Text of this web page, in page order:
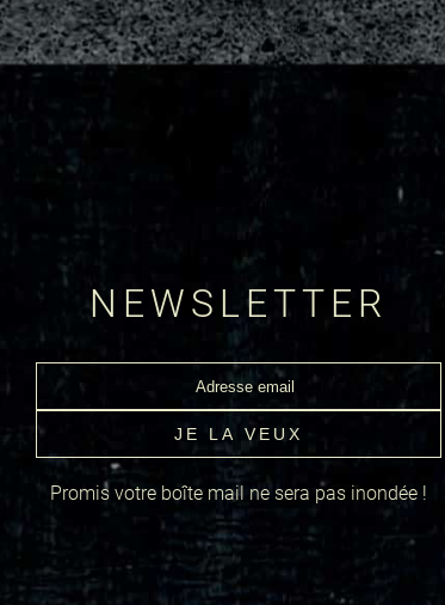
NEWSLETTER
Promis votre boîte mail ne sera pas inondée !